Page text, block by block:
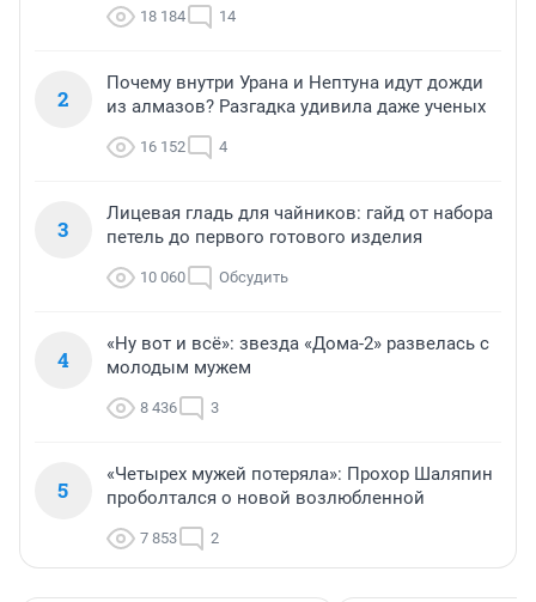
18 184 14
2
Почему внутри Урана и Нептуна идут дожди
из алмазов? Разгадка удивила даже ученых
16 152 4
3
Лицевая гладь для чайников: гайд от набора
петель до первого готового изделия
10 060 Обсудить
4
«Ну вот и всё»: звезда «Дома-2» развелась с
молодым мужем
8 436 3
5
«Четырех мужей потеряла»: Прохор Шаляпин
проболтался о новой возлюбленной
7 853 2